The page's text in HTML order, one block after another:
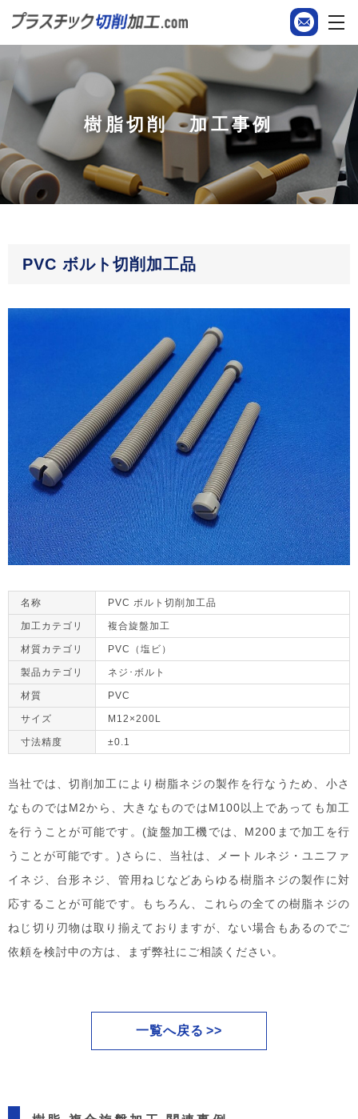
樹脂切削 加工事例
PVC ボルト切削加工品
名称 PVC ボルト切削加工品
加工カテゴリ 複合旋盤加工
材質カテゴリ PVC（塩ビ）
製品カテゴリ ネジ･ボルト
材質 PVC
サイズ M12×200L
寸法精度 ±0.1
当社では、切削加工により樹脂ネジの製作を行なうため、小さ
なものではM2から、大きなものではM100以上であっても加工
を行うことが可能です。(旋盤加工機では、M200まで加工を行
うことが可能です。)さらに、当社は、メートルネジ・ユニファ
イネジ、台形ネジ、管用ねじなどあらゆる樹脂ネジの製作に対
応することが可能です。もちろん、これらの全ての樹脂ネジの
ねじ切り刃物は取り揃えておりますが、ない場合もあるのでご
依頼を検討中の方は、まず弊社にご相談ください。
一覧へ戻る